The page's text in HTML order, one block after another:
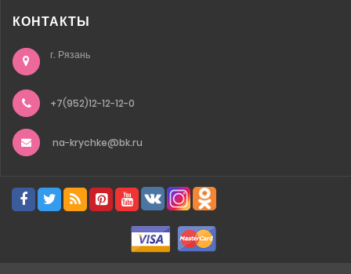
КОНТАКТЫ
г. Рязань
+7(952)12-12-12-0
na-krychke@bk.ru